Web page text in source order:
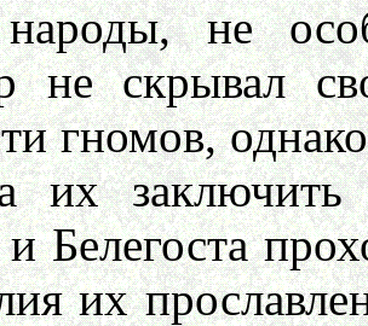
не
не скрывал
гномов,
их
Белегоста
их